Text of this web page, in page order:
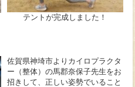
テントが完成しました！
佐賀県神埼市よりカイロプラクタ
ー（整体）の馬郡奈保子先生をお
招きして、正しい姿勢でいること